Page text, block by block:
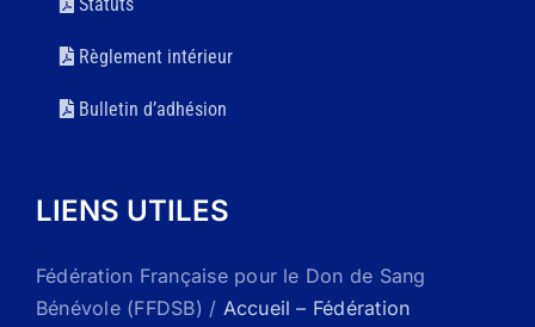
Règlement intérieur
Bulletin d’adhésion
LIENS UTILES
Fédération Française pour le Don de Sang
Bénévole (FFDSB) / Accueil – Fédération